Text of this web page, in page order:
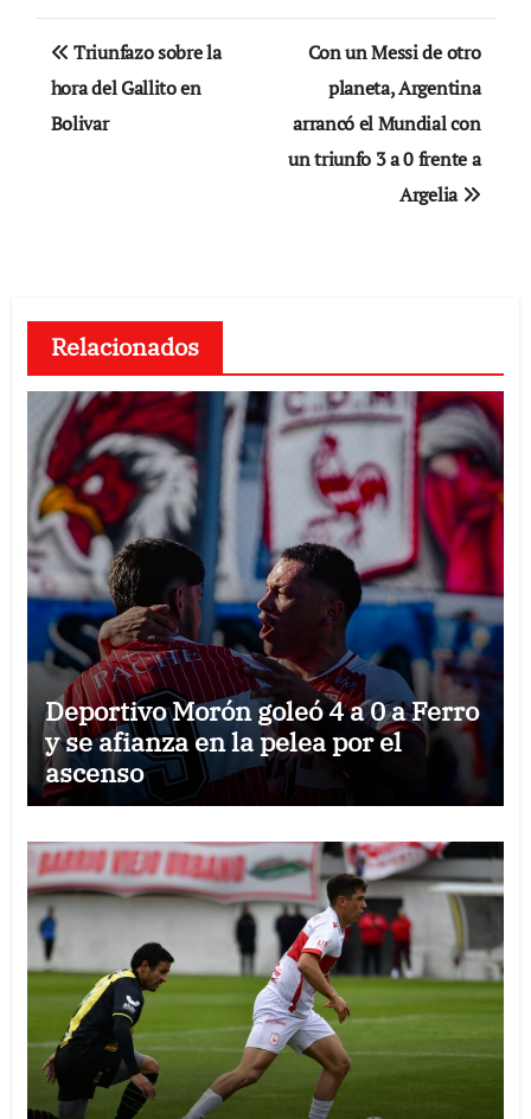
Navegación
de
entradas
Triunfazo sobre la
hora del Gallito en
Bolivar
Con un Messi de otro
planeta, Argentina
arrancó el Mundial con
un triunfo 3 a 0 frente a
Argelia
Relacionados
Deportivo Morón goleó 4 a 0 a Ferro
y se afianza en la pelea por el
ascenso